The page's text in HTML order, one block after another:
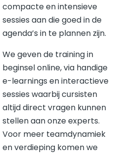
compacte en intensieve
sessies aan die goed in de
agenda’s in te plannen zijn.
We geven de training in
beginsel online, via handige
e-learnings en interactieve
sessies waarbij cursisten
altijd direct vragen kunnen
stellen aan onze experts.
Voor meer teamdynamiek
en verdieping komen we